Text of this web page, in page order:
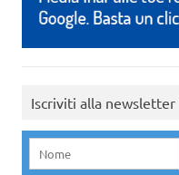
Iscriviti alla newsletter